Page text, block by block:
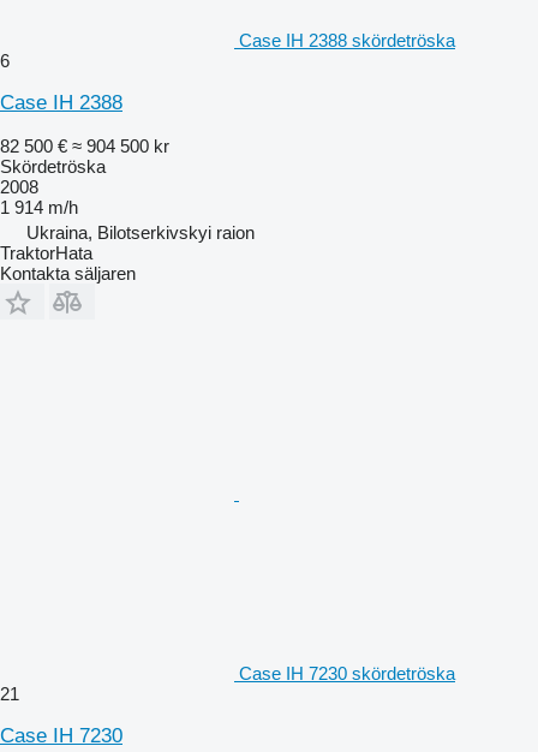
Case IH 2388 skördetröska
6
Case IH 2388
82 500 € ≈ 904 500 kr
Skördetröska
2008
1 914 m/h
Ukraina, Bilotserkivskyi raion
TraktorHata
Kontakta säljaren
Case IH 7230 skördetröska
21
Case IH 7230